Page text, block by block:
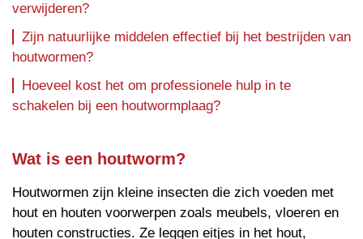
verwijderen?
Zijn natuurlijke middelen effectief bij het bestrijden van
houtwormen?
Hoeveel kost het om professionele hulp in te
schakelen bij een houtwormplaag?
Wat is een houtworm?
Houtwormen zijn kleine insecten die zich voeden met
hout en houten voorwerpen zoals meubels, vloeren en
houten constructies. Ze leggen eitjes in het hout,